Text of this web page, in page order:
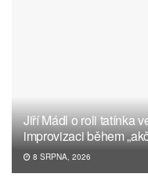
Jiří Mádl o roli tatínka
improvizaci během
8 SRPNA, 2026